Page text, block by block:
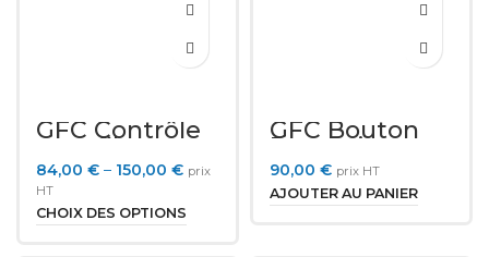
GFC Contrôle
sans fil
84,00 € – 150,00 € prix
HT
CHOIX DES OPTIONS
GFC Bouton
Poussoir pour
3 Moteurs et
USB A
90,00 € prix HT
AJOUTER AU PANIER